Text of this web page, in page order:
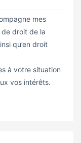
mes
droit de la
qu’en droit
à votre situation
vos intérêts.